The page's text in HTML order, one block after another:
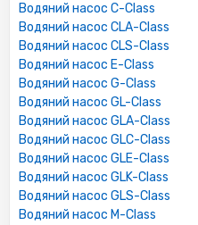
Водяний насос C-Class
Водяний насос CLA-Class
Водяний насос CLS-Class
Водяний насос E-Class
Водяний насос G-Class
Водяний насос GL-Class
Водяний насос GLA-Class
Водяний насос GLC-Class
Водяний насос GLE-Class
Водяний насос GLK-Class
Водяний насос GLS-Class
Водяний насос M-Class